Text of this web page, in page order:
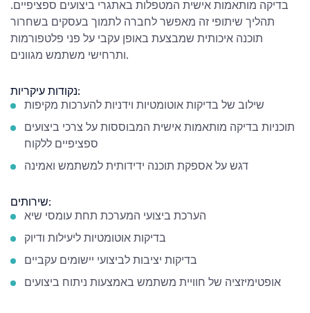
בדיקה מותאמות אישית המטפלות באתגרי ביצועים ספציפיים.
תהליך שיתופי זה מאפשר לחברה לתמוך בעסקים בשחרור
תוכנה איכותית שמבצעת באופן עקבי על פני פלטפורמות
ותרחישי משתמש מגוונים.
נקודות עיקריות:
תוכניות בדיקה מותאמות אישית המבוססות על צרכי ביצועים
שירותים:
אופטימיזציה של חוויית משתמש באמצעות ניתוח ביצועים